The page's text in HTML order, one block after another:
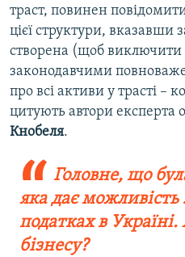
траст, повинен
цієї структури, вказавши
створена (щоб
законодавчими
про всі активи у трасті –
цитують автори експерта
Кнобеля.
Головне, що
яка дає
податках в
бізнесу?